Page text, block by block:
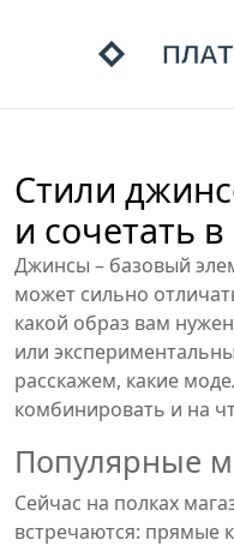
Стили
и сочетать в
Джинсы – базовый
может сильно
какой образ вам
или
расскажем, какие
комбинировать и на
Популярные
Сейчас на полках
встречаются: прямые